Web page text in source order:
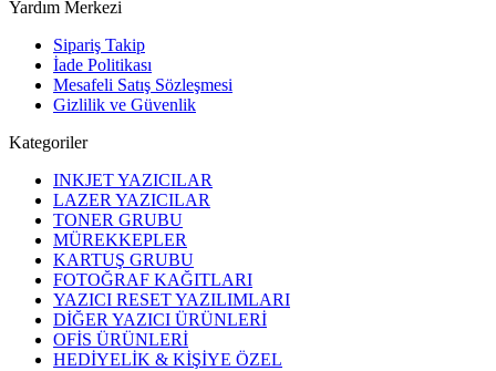
Yardım Merkezi
Sipariş Takip
İade Politikası
Mesafeli Satış Sözleşmesi
Gizlilik ve Güvenlik
Kategoriler
INKJET YAZICILAR
LAZER YAZICILAR
TONER GRUBU
MÜREKKEPLER
KARTUŞ GRUBU
FOTOĞRAF KAĞITLARI
YAZICI RESET YAZILIMLARI
DİĞER YAZICI ÜRÜNLERİ
OFİS ÜRÜNLERİ
HEDİYELİK & KİŞİYE ÖZEL